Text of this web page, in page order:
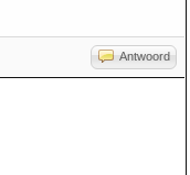
Antwoord